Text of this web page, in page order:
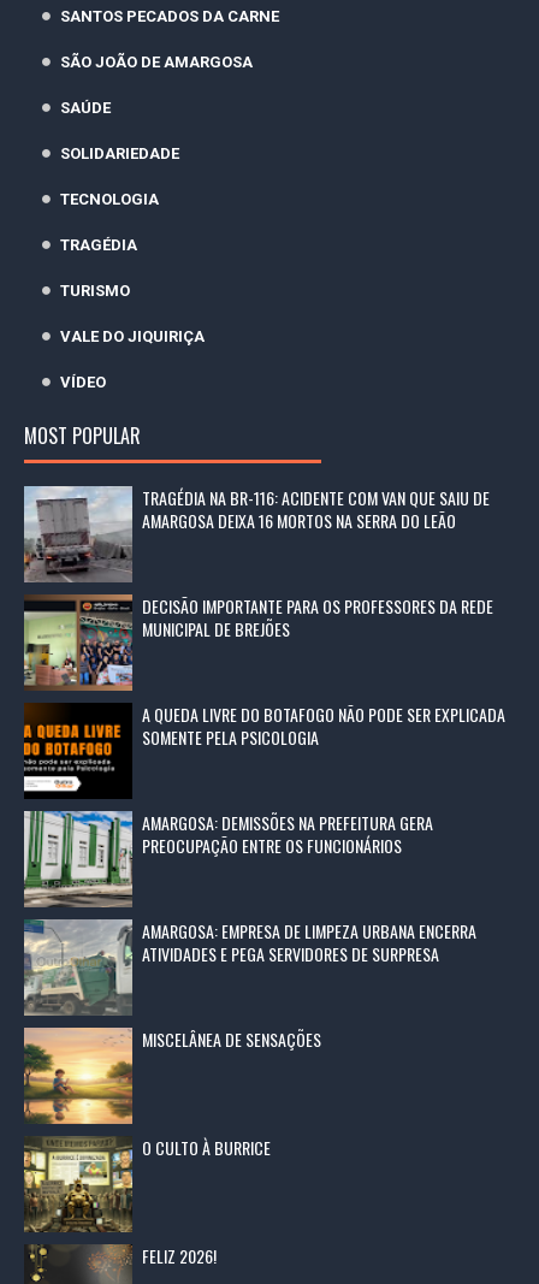
SANTOS PECADOS DA CARNE
SÃO JOÃO DE AMARGOSA
SAÚDE
SOLIDARIEDADE
TECNOLOGIA
TRAGÉDIA
TURISMO
VALE DO JIQUIRIÇA
VÍDEO
MOST POPULAR
TRAGÉDIA NA BR-116: ACIDENTE COM VAN QUE SAIU DE
AMARGOSA DEIXA 16 MORTOS NA SERRA DO LEÃO
DECISÃO IMPORTANTE PARA OS PROFESSORES DA REDE
MUNICIPAL DE BREJÕES
A QUEDA LIVRE DO BOTAFOGO NÃO PODE SER EXPLICADA
SOMENTE PELA PSICOLOGIA
AMARGOSA: DEMISSÕES NA PREFEITURA GERA
PREOCUPAÇÃO ENTRE OS FUNCIONÁRIOS
AMARGOSA: EMPRESA DE LIMPEZA URBANA ENCERRA
ATIVIDADES E PEGA SERVIDORES DE SURPRESA
MISCELÂNEA DE SENSAÇÕES
O CULTO À BURRICE
FELIZ 2026!